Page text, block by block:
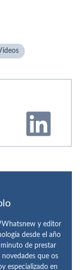
y editor
desde el año
de prestar
que os
especializado en